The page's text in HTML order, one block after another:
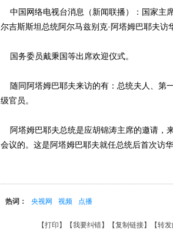
中国网络电视台消息（新闻联播）：国家主
尔吉斯斯坦总统阿尔马兹别克·阿塔姆巴耶夫访
国务委员戴秉国等出席欢迎仪式。
随同阿塔姆巴耶夫来访的有：总统夫人、第
级官员。
阿塔姆巴耶夫总统是应胡锦涛主席的邀请，
会议的。这是阿塔姆巴耶夫就任总统后首次访
热词： 央视网 视频 点播
【打印 】【我要纠错】【复制链接】【转